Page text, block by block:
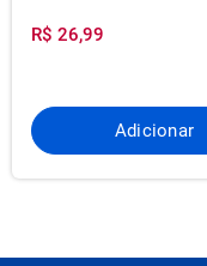
R$ 26,99
Adicionar